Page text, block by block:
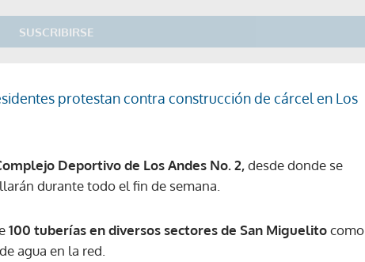
SUSCRIBIRSE
protestan contra construcción de cárcel en Los
Deportivo de Los Andes No. 2,desde donde se
durante todo el fin de semana.
100 tuberías en diversos sectores de San Miguelitocomo
agua en la red.